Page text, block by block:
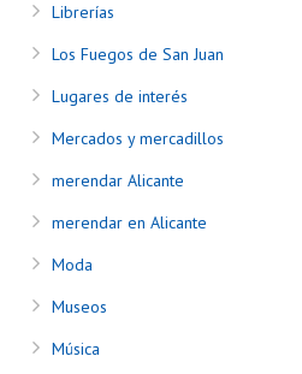
Librerías
Los Fuegos de San Juan
Lugares de interés
Mercados y mercadillos
merendar Alicante
merendar en Alicante
Moda
Museos
Música